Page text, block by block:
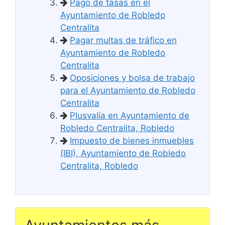
Pago de tasas en el
Ayuntamiento de Robledo
Centralita
Pagar multas de tráfico en
Ayuntamiento de Robledo
Centralita
Oposiciones y bolsa de trabajo
para el Ayuntamiento de Robledo
Centralita
Plusvalía en Ayuntamiento de
Robledo Centralita, Robledo
Impuesto de bienes inmuebles
(IBI), Ayuntamiento de Robledo
Centralita, Robledo